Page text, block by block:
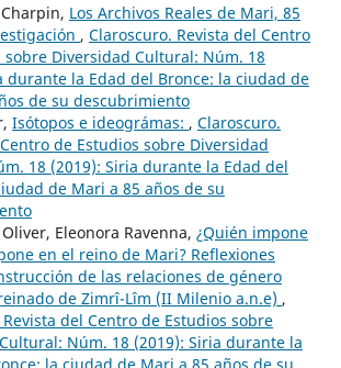
Los Archivos Reales de Mari, 85
, Claroscuro. Revista del Centro
sobre Diversidad Cultural: Núm. 18
durante la Edad del Bronce: la ciudad de
de su descubrimiento
Isótopos e ideográmas: , Claroscuro.
de Estudios sobre Diversidad
18 (2019): Siria durante la Edad del
de Mari a 85 años de su
Eleonora Ravenna, ¿Quién impone
en el reino de Mari? Reflexiones
de las relaciones de género
de Zimrî-Lîm (II Milenio a.n.e) ,
del Centro de Estudios sobre
Núm. 18 (2019): Siria durante la
la ciudad de Mari a 85 años de su